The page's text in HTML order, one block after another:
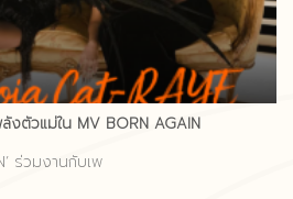
งตัวแม่ใน MV BORN AGAIN
ร่วมงานกับเพ